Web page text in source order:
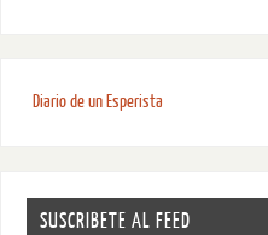
Diario de un Esperista
SUSCRIBETE AL FEED